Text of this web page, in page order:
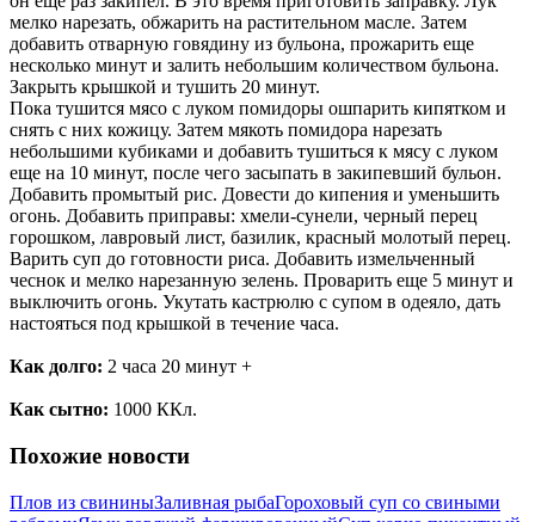
мелко нарезать, обжарить на растительном масле. Затем
добавить отварную говядину из бульона, прожарить еще
несколько минут и залить небольшим количеством бульона.
Закрыть крышкой и тушить 20 минут.
Пока тушится мясо с луком помидоры ошпарить кипятком и
снять с них кожицу. Затем мякоть помидора нарезать
небольшими кубиками и добавить тушиться к мясу с луком
еще на 10 минут, после чего засыпать в закипевший бульон.
Добавить промытый рис. Довести до кипения и уменьшить
огонь. Добавить приправы: хмели-сунели, черный перец
горошком, лавровый лист, базилик, красный молотый перец.
Варить суп до готовности риса. Добавить измельченный
чеснок и мелко нарезанную зелень. Проварить еще 5 минут и
выключить огонь. Укутать кастрюлю с супом в одеяло, дать
настояться под крышкой в течение часа.
Как долго: 2 часа 20 минут +
Как сытно: 1000 ККл.
Похожие новости
Плов из свининыЗаливная рыбаГороховый суп со свиными